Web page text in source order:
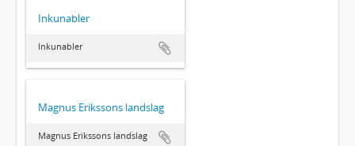
Inkunabler
Inkunabler
Magnus Erikssons landslag
Magnus Erikssons landslag